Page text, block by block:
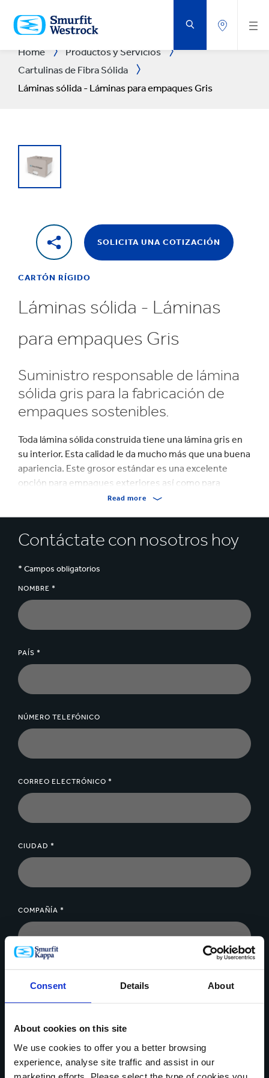
Consent Details About
About cookies on this site
We use cookies to offer you a better browsing
experience, analyse site traffic and assist in our
AL
CONTENIDO
PRINCIPAL
Home
Productos y Servicios
Cartulinas de Fibra Sólida
Láminas sólida - Láminas para empaques Gris
SOLICITA UNA COTIZACIÓN
CARTÓN RÍGIDO
Láminas sólida - Láminas
para empaques Gris
Suministro responsable de lámina
sólida gris para la fabricación de
empaques sostenibles.
Toda lámina sólida construida tiene una lámina gris en
su interior. Esta calidad le da mucho más que una buena
apariencia. Este grosor estándar es una excelente
opción para empaques exteriores así como para
divisores, cubiertas, sobres o reversos de calendarios.
Read more
Contáctate con nosotros hoy
* Campos obligatorios
NOMBRE *
PAÍS *
NÚMERO TELEFÓNICO
CORREO ELECTRÓNICO *
CIUDAD *
COMPAÑÍA *
Cargar archivo